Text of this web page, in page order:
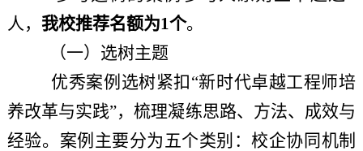
人， 我校推荐名额为1个。
（一） 选树主题
优秀案例选树紧扣“新时代卓越工程师培
养改革与实践”，梳理凝练思路、方法、成效与
经验。案例主要分为五个类别：校企协同机制